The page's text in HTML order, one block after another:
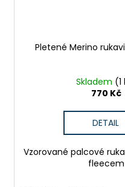
Pletené Merino
Skladem (1
770 Kč
DETAIL
Vzorované palcové
fleecem